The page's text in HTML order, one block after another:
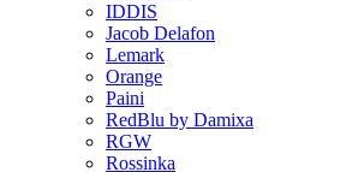
IDDIS
Jacob Delafon
Lemark
Orange
Paini
RedBlu by Damixa
RGW
Rossinka